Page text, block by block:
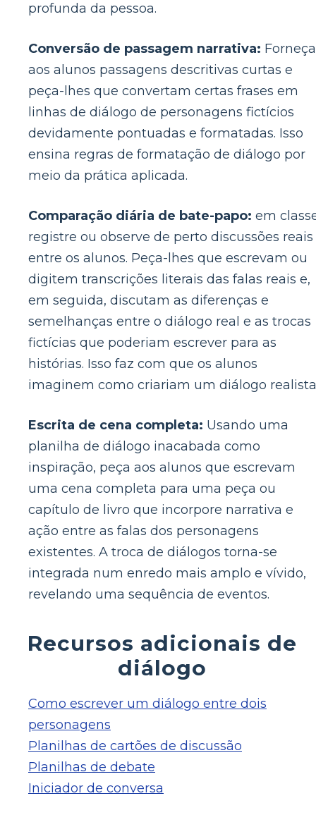
profunda da pessoa.
Conversão de passagem narrativa: Forneça
aos alunos passagens descritivas curtas e
peça-lhes que convertam certas frases em
linhas de diálogo de personagens fictícios
devidamente pontuadas e formatadas. Isso
ensina regras de formatação de diálogo por
meio da prática aplicada.
Comparação diária de bate-papo: em
registre ou observe de perto discussões reais
entre os alunos. Peça-lhes que escrevam ou
digitem transcrições literais das falas reais e,
em seguida, discutam as diferenças e
semelhanças entre o diálogo real e as trocas
fictícias que poderiam escrever para as
histórias. Isso faz com que os alunos
imaginem como criariam um diálogo
Escrita de cena completa: Usando uma
planilha de diálogo inacabada como
inspiração, peça aos alunos que escrevam
uma cena completa para uma peça ou
capítulo de livro que incorpore narrativa e
ação entre as falas dos personagens
existentes. A troca de diálogos torna-se
integrada num enredo mais amplo e vívido,
revelando uma sequência de eventos.
Recursos adicionais de
diálogo
Como escrever um diálogo entre dois
personagens
Planilhas de cartões de discussão
Planilhas de debate
Iniciador de conversa